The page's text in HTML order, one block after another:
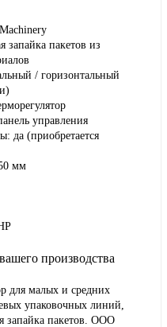
запайка пакетов из
/ горизонтальный
управления
да (приобретается
мм
производства
для малых и средних
упаковочных линий,
запайка пакетов. ООО